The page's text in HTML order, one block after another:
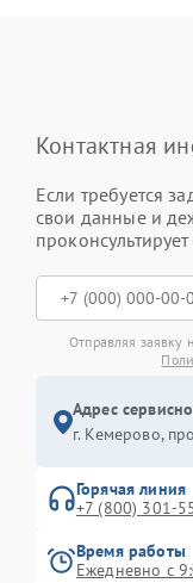
Контактная
Если требуется
свои данные и
Отправляя заявку
Адрес
г. Кемерово,
Горячая линия
+7 (800) 301-
Время работы
Ежедневно с